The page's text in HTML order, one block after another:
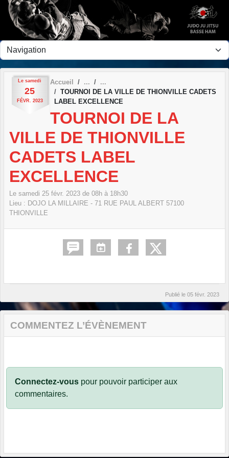
Le samedi
25
FÉVR. 2023
Accueil
TOURNOI DE LA VILLE DE THIONVILLE CADETS
LABEL EXCELLENCE
TOURNOI DE LA
VILLE DE THIONVILLE
CADETS LABEL
EXCELLENCE
Le samedi 25 févr. 2023 de 08h à 18h30
Lieu : DOJO LA MILLAIRE - 71 RUE PAUL ALBERT 57100
THIONVILLE
Publié le 05 févr. 2023
COMMENTEZ L’ÉVÈNEMENT
Connectez-vous pour pouvoir participer aux
commentaires.
Panneau de gestion des cookies